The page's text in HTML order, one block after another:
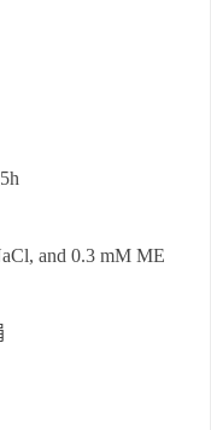
5h
and 0.3 mM ME